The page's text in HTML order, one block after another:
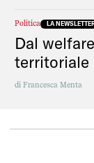
Politica LA
Dal
territoriale
di Francesca Menta